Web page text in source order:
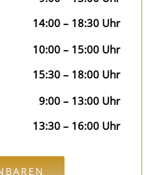
14:00 – 18:30 Uhr
10:00 – 15:00 Uhr
15:30 – 18:00 Uhr
9:00 – 13:00 Uhr
13:30 – 16:00 Uhr